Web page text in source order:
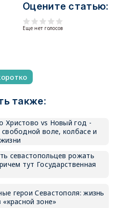
Оцените статью:
Еще нет голосов
также:
Христово vs Новый год -
воле, колбасе и
севастопольцев рожать
тут Государственная
герои Севастополя: жизнь
зоне»